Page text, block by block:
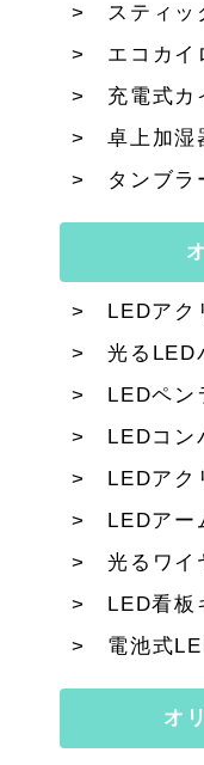
スティッ
エコカイ
充電式カ
卓上加湿
タンブラ
LEDアク
光るLED
LEDペン
LEDコン
LEDアク
LEDアー
光るワイ
LED看板
電池式
オ